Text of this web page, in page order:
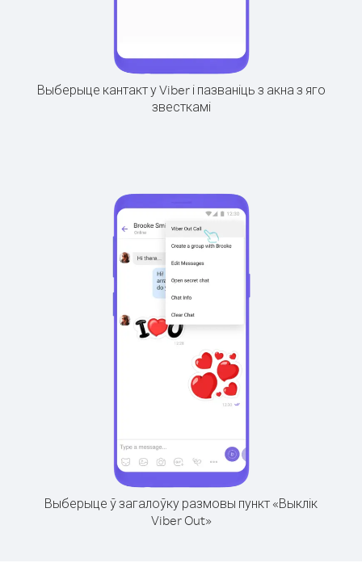
Выберыце кантакт у Viber і пазваніць з акна з яго
звесткамі
Выберыце ў загалоўку размовы пункт «Выклік
Viber Out»